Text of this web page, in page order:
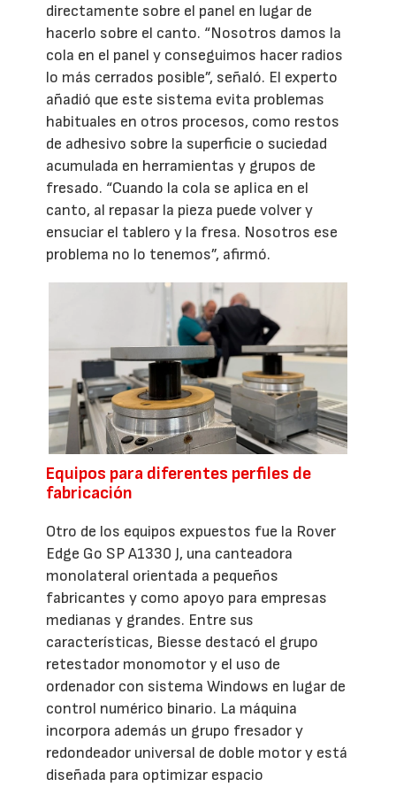
directamente sobre el panel en lugar de
hacerlo sobre el canto. “Nosotros damos la
cola en el panel y conseguimos hacer radios
lo más cerrados posible”, señaló. El experto
añadió que este sistema evita problemas
habituales en otros procesos, como restos
de adhesivo sobre la superficie o suciedad
acumulada en herramientas y grupos de
fresado. “Cuando la cola se aplica en el
canto, al repasar la pieza puede volver y
ensuciar el tablero y la fresa. Nosotros ese
problema no lo tenemos”, afirmó.
Equipos para diferentes perfiles de
fabricación
Otro de los equipos expuestos fue la Rover
Edge Go SP A1330 J, una canteadora
monolateral orientada a pequeños
fabricantes y como apoyo para empresas
medianas y grandes. Entre sus
características, Biesse destacó el grupo
retestador monomotor y el uso de
ordenador con sistema Windows en lugar de
control numérico binario. La máquina
incorpora además un grupo fresador y
redondeador universal de doble motor y está
diseñada para optimizar espacio